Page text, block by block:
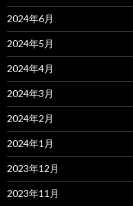
2024年6月
2024年5月
2024年4月
2024年3月
2024年2月
2024年1月
2023年12月
2023年11月